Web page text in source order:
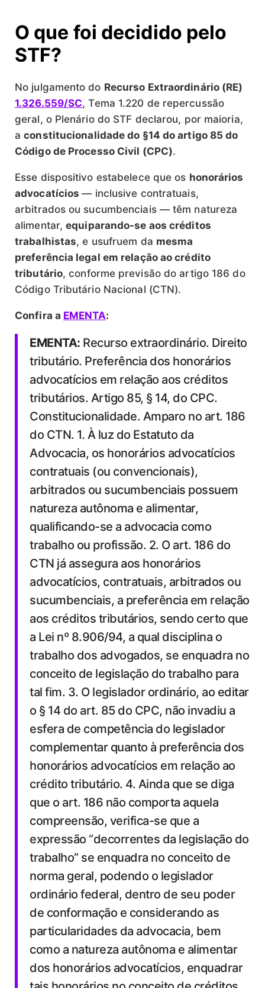
O que foi decidido pelo
STF?
No julgamento do Recurso Extraordinário (RE)
1.326.559/SC, Tema 1.220 de repercussão
geral, o Plenário do STF declarou, por maioria,
aconstitucionalidade do §14 do artigo 85 do
Código de Processo Civil (CPC).
Esse dispositivo estabelece que os honorários
advocatícios— inclusive contratuais,
arbitrados ou sucumbenciais — têm natureza
alimentar,equiparando-se aos créditos
trabalhistas, e usufruem da mesma
preferência legal em relação ao crédito
tributário, conforme previsão do artigo 186 do
Código Tributário Nacional (CTN).
Confira a EMENTA:
EMENTA: Recurso extraordinário. Direito
tributário. Preferência dos honorários
advocatícios em relação aos créditos
tributários. Artigo 85, § 14, do CPC.
Constitucionalidade. Amparo no art. 186
do CTN. 1. À luz do Estatuto da
Advocacia, os honorários advocatícios
contratuais (ou convencionais),
arbitrados ou sucumbenciais possuem
natureza autônoma e alimentar,
qualificando-se a advocacia como
trabalho ou profissão. 2. O art. 186 do
CTN já assegura aos honorários
advocatícios, contratuais, arbitrados ou
sucumbenciais, a preferência em relação
aos créditos tributários, sendo certo que
a Lei nº 8.906/94, a qual disciplina o
trabalho dos advogados, se enquadra no
conceito de legislação do trabalho para
tal fim. 3. O legislador ordinário, ao editar
o § 14 do art. 85 do CPC, não invadiu a
esfera de competência do legislador
complementar quanto à preferência dos
honorários advocatícios em relação ao
crédito tributário. 4. Ainda que se diga
que o art. 186 não comporta aquela
compreensão, verifica-se que a
expressão “decorrentes da legislação do
trabalho” se enquadra no conceito de
norma geral, podendo o legislador
ordinário federal, dentro de seu poder
de conformação e considerando as
particularidades da advocacia, bem
como a natureza autônoma e alimentar
dos honorários advocatícios, enquadrar